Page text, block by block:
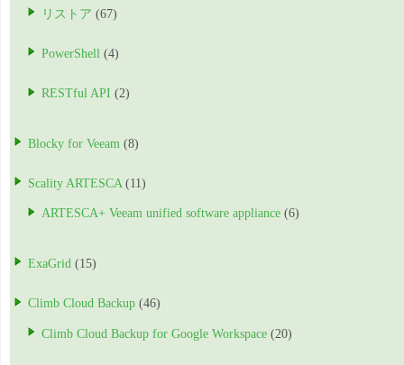
リストア (67)
PowerShell (4)
RESTful API (2)
Blocky for Veeam (8)
Scality ARTESCA(11)
ARTESCA+ Veeam unified software appliance (6)
ExaGrid (15)
Climb Cloud Backup (46)
Climb Cloud Backup for Google Workspace (20)